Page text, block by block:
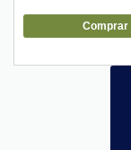
Comprar